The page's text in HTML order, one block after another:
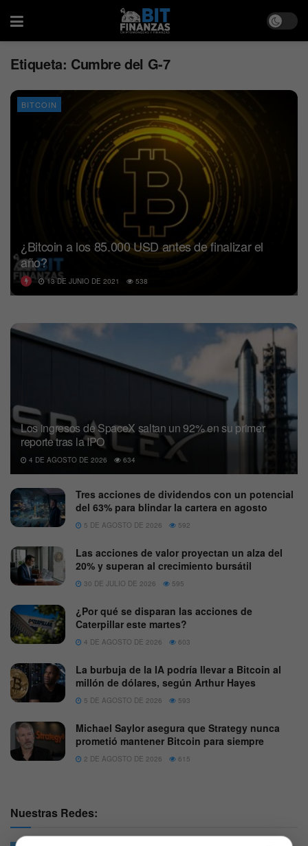
Etiqueta: Cumbre del G-7
BITCOIN
¿Bitcoin a los 85.000 USD antes de finalizar el
año?
13 DE JUNIO DE 2021 538
Los ingresos de SpaceX saltan un 92% en su primer
reporte tras la IPO
4 DE AGOSTO DE 2026 634
Tres acciones de dividendos con un potencial
del 63% para blindar la cartera en agosto
5 DE AGOSTO DE 2026 592
Las acciones de valor proyectan un alza del
20% y superan al crecimiento bursátil
30 DE JULIO DE 2026 595
¿Por qué se disparan las acciones de
Caterpillar este martes?
4 DE AGOSTO DE 2026 603
La burbuja de la IA podría llevar a Bitcoin al
millón de dólares, según Arthur Hayes
5 DE AGOSTO DE 2026 593
Michael Saylor asegura que Strategy nunca
prometió mantener Bitcoin para siempre
2 DE AGOSTO DE 2026 615
Nuestras Redes: